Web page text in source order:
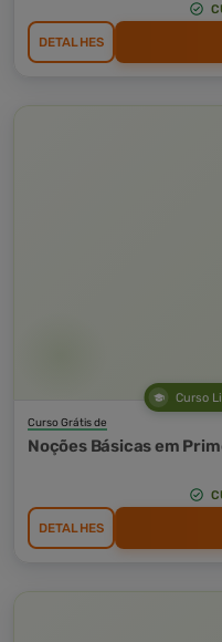
DETALHES
Curso
Curso Grátis de
Noções Básicas em
DETALHES